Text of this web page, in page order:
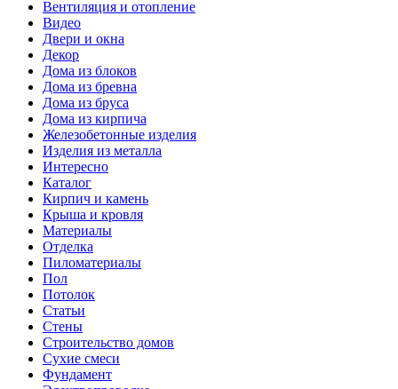
Вентиляция и отопление
Видео
Двери и окна
Декор
Дома из блоков
Дома из бревна
Дома из бруса
Дома из кирпича
Железобетонные изделия
Изделия из металла
Интересно
Каталог
Кирпич и камень
Крыша и кровля
Материалы
Отделка
Пиломатериалы
Пол
Потолок
Статьи
Стены
Строительство домов
Сухие смеси
Фундамент